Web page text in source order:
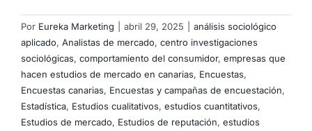
Por Eureka Marketing abril 29, 2025
análisis sociológico
aplicado, Analistas de mercado, centro investigaciones
sociológicas, comportamiento del consumidor, empresas que
hacen estudios de mercado en canarias, Encuestas,
Encuestas canarias, Encuestas y campañas de encuestación,
Estadística, Estudios cualitativos, estudios cuantitativos,
Estudios de mercado, Estudios de reputación, estudios